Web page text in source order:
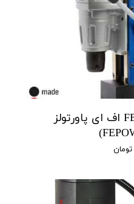
دریل مگنت مدل FE-30 اف ای پاورتولز